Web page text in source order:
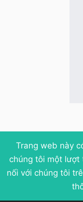
Trang web này
chúng tôi một lượt
nối với chúng tôi